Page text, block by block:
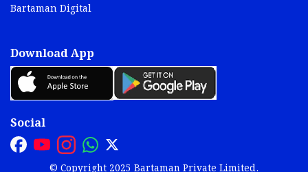
Bartaman Digital
Download App
Social
© Copyright 2025 Bartaman Private Limited.